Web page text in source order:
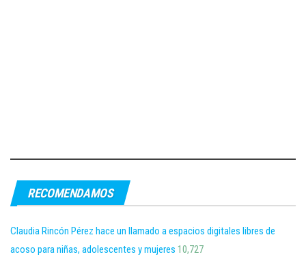
RECOMENDAMOS
Claudia Rincón Pérez hace un llamado a espacios digitales libres de
acoso para niñas, adolescentes y mujeres 10,727